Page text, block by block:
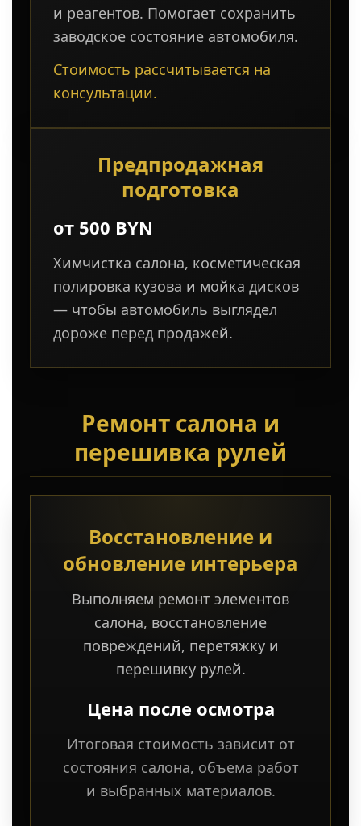
и реагентов. Помогает сохранить
заводское состояние автомобиля.
Стоимость рассчитывается на
консультации.
Предпродажная
подготовка
от 500 BYN
Химчистка салона, косметическая
полировка кузова и мойка дисков
— чтобы автомобиль выглядел
дороже перед продажей.
Ремонт салона и
перешивка рулей
Восстановление и
обновление интерьера
Выполняем ремонт элементов
салона, восстановление
повреждений, перетяжку и
перешивку рулей.
Цена после осмотра
Итоговая стоимость зависит от
состояния салона, объема работ
и выбранных материалов.